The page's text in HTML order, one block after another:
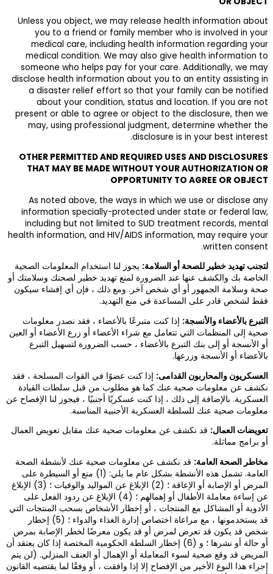
Unless you
you to a
medical
medical
someone who
disclose health
a disaster
about your
present or able
may, using
OTHER
THAT MAY
As noted
information
including but
health
المعلومات الصحية
لصحتك وسلامتك أو
أي إفشاء سيكون
نصدر معلومات
الأعضاء أو العين
لتسهيل التبرع
المسلحة ، فقد
سلطات القيادة
فيجوز لنا الإفصاح عن
تعويض العمال
لأنشطة الصحة
هذه الأنشطة بشكل عام ما يلي: (1) منع أو السيطرة على
المرض أو الإصابة أو الإعاقة ؛ (2) الإبلاغ عن المواليد والوفيات ؛ (3) الإبلاغ
إهمالهم ؛ (4) الإبلاغ عن ردود الفعل على
بسحب المنتجات التي
قد يستخدمونها ، مع مراعاة اختصاص إدارة الغذاء والدواء ؛ (5) إخطار
الإصابة بمرض
المختصة إذا كان يعتقد أن
المنزلي. (لن يتم
لما يقتضيه القانون